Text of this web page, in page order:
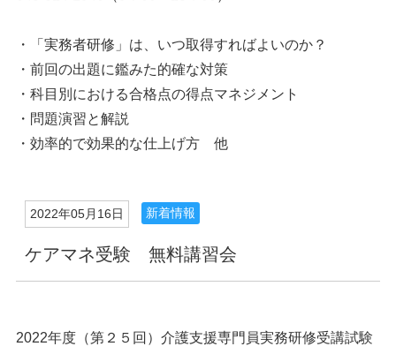
・「実務者研修」は、いつ取得すればよいのか？
・前回の出題に鑑みた的確な対策
・科目別における合格点の得点マネジメント
・問題演習と解説
・効率的で効果的な仕上げ方 他
2022年05月16日 新着情報
ケアマネ受験 無料講習会
2022年度（第２５回）介護支援専門員実務研修受講試験